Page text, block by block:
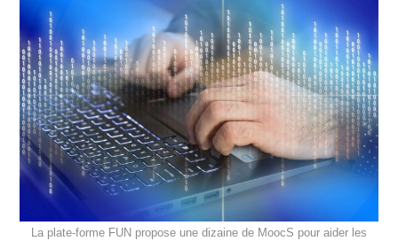
La plate-forme FUN propose une dizaine de MoocS pour aider les